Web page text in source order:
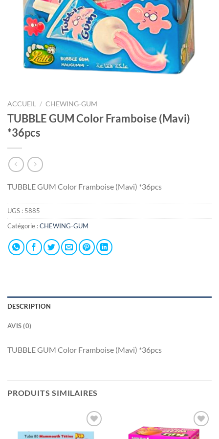
ACCUEIL / CHEWING-GUM
TUBBLE GUM Color Framboise (Mavi)
*36pcs
TUBBLE GUM Color Framboise (Mavi) *36pcs
UGS : 5885
Catégorie :CHEWING-GUM
DESCRIPTION
AVIS (0)
TUBBLE GUM Color Framboise (Mavi) *36pcs
PRODUITS SIMILAIRES
Ajouter
Ajouter